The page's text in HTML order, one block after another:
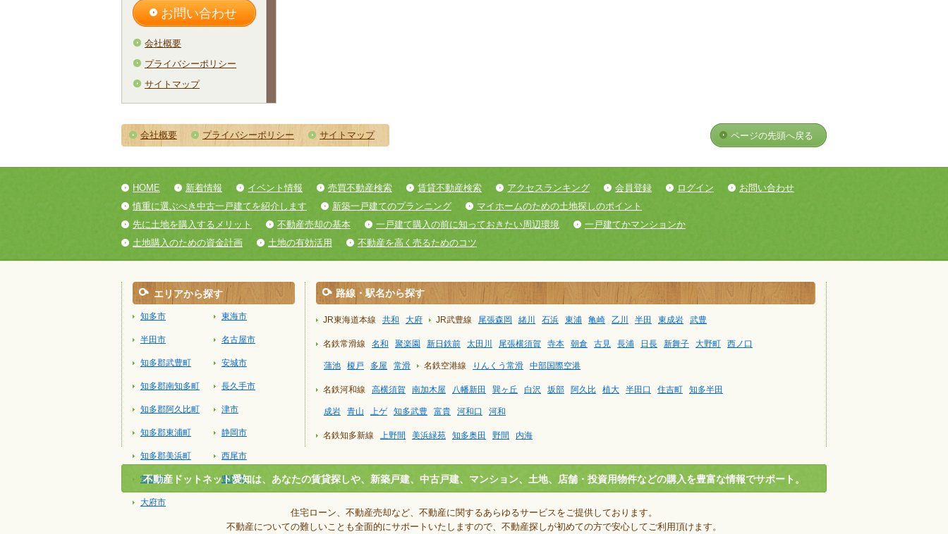
お問い合わせ
会社概要
プライバシーポリシー
サイトマップ
会社概要 プライバシーポリシー サイトマップ ページの先頭へ戻る
HOME 新着情報 イベント情報 売買不動産検索 賃貸不動産検索 アクセスランキング 会員登録 ログイン
お問い合わせ
慎重に選ぶべき中古一戸建てを紹介します
新築一戸建てのプランニング
マイホームのための土地探しのポイント
先に土地を購入するメリット
不動産売却の基本 一戸建て購入の前に知っておきたい周辺環境
一戸建てかマンションか
土地購入のための資金計画
土地の有効活用 不動産を高く売るためのコツ
エリアから探す
知多市
半田市
知多郡武豊町
知多郡南知多町
知多郡阿久比町
知多郡東浦町
知多郡美浜町
常滑市
大府市
東海市
名古屋市
安城市
長久手市
津市
静岡市
西尾市
豊田市
路線・駅名から探す
JR東海道本線 共和 大府 JR武豊線 尾張森岡 緒川 石浜 東浦 亀崎 乙川 半田 東成岩 武豊
名鉄常滑線 名和 聚楽園 新日鉄前 太田川 尾張横須賀 寺本 朝倉 古見 長浦 日長 新舞子 大野町 西ノ口
蒲池 榎戸 多屋 常滑 名鉄空港線 りんくう常滑 中部国際空港
名鉄河和線 高横須賀 南加木屋 八幡新田 巽ヶ丘 白沢 坂部 阿久比 植大 半田口 住吉町 知多半田
成岩 青山 上ゲ 知多武豊 富貴 河和口 河和
名鉄知多新線 上野間 美浜緑苑 知多奥田 野間 内海
不動産ドットネット愛知は、あなたの賃貸探しや、新築戸建、中古戸建、マンション、土地、店舗・投資用物件などの購入を豊富な情報でサポート。
住宅ローン、不動産売却など、不動産に関するあらゆるサービスをご提供しております。
不動産についての難しいことも全面的にサポートいたしますので、不動産探しが初めての方で安心してご利用頂けます。